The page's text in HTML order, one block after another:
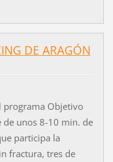
DE ARAGÓN
programa Objetivo
de unos 8-10 min. de
participa la
fractura, tres de